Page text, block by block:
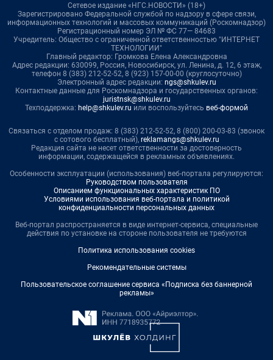
Сетевое издание «НГС.НОВОСТИ» (18+)
Зарегистрировано Федеральной службой по надзору в сфере связи,
информационных технологий и массовых коммуникаций (Роскомнадзор)
Регистрационный номер ЭЛ № ФС 77— 84683
Учредитель: Общество с ограниченной ответственностью "ИНТЕРНЕТ
ТЕХНОЛОГИИ"
Главный редактор: Громкова Елена Александровна
Адрес редакции: 630099, Россия, Новосибирск, ул. Ленина, д. 12, 6 этаж,
телефон 8 (383) 212-52-52, 8 (923) 157-00-00 (круглосуточно)
Электронный адрес редакции: ngs@shkulev.ru
Контактные данные для Роскомнадзора и государственных органов:
juristnsk@shkulev.ru
Техподдержка: help@shkulev.ru или воспользуйтесь веб-формой
Связаться с отделом продаж: 8 (383) 212-52-52, 8 (800) 200-03-83 (звонок
с сотового бесплатный), reklamangs@shkulev.ru
Редакция сайта не несет ответственности за достоверность
информации, содержащейся в рекламных объявлениях.
Особенности эксплуатации (использования) веб-портала регулируются:
Руководством пользователя
Описанием функциональных характеристик ПО
Условиями использования веб-портала и политикой
конфиденциальности персональных данных
Веб-портал распространяется в виде интернет-сервиса, специальные
действия по установке на стороне пользователя не требуются
Политика использования cookies
Рекомендательные системы
Пользовательское соглашение сервиса «Подписка без баннерной
рекламы»